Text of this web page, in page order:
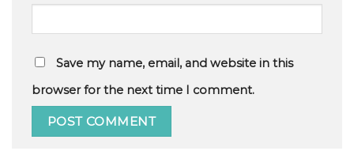
Save my name, email, and website in this
browser for the next time I comment.